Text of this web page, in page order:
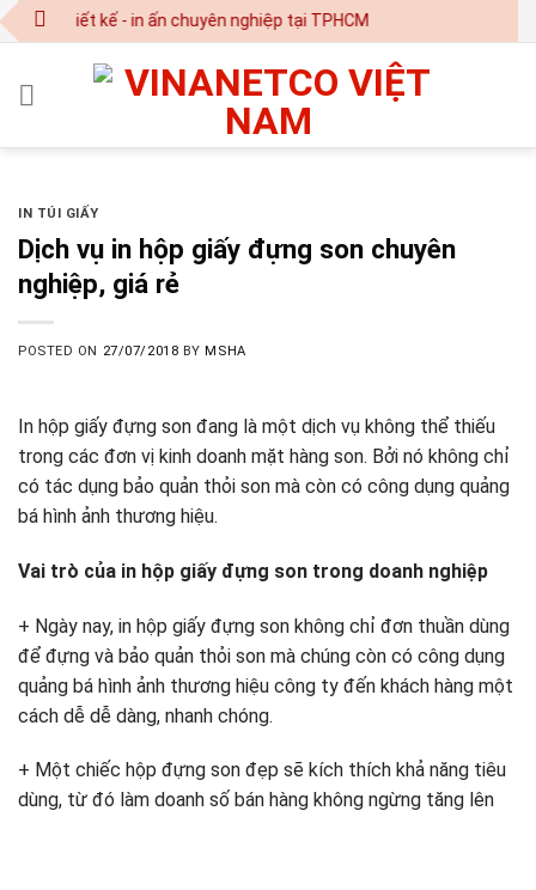
Skip
to
Thiết kế - in ấn chuyên nghiệp tại TPHCM
IN TÚI GIẤY
Dịch vụ in hộp giấy đựng son chuyên
nghiệp, giá rẻ
POSTED ON 27/07/2018 BYMSHA
In hộp giấy đựng son đang là một dịch vụ không thể thiếu
trong các đơn vị kinh doanh mặt hàng son. Bởi nó không chỉ
có tác dụng bảo quản thỏi son mà còn có công dụng quảng
bá hình ảnh thương hiệu.
Vai trò của in hộp giấy đựng son trong doanh nghiệp
+ Ngày nay, in hộp giấy đựng son không chỉ đơn thuần dùng
để đựng và bảo quản thỏi son mà chúng còn có công dụng
quảng bá hình ảnh thương hiệu công ty đến khách hàng một
cách dễ dễ dàng, nhanh chóng.
+ Một chiếc hộp đựng son đẹp sẽ kích thích khả năng tiêu
dùng, từ đó làm doanh số bán hàng không ngừng tăng lên